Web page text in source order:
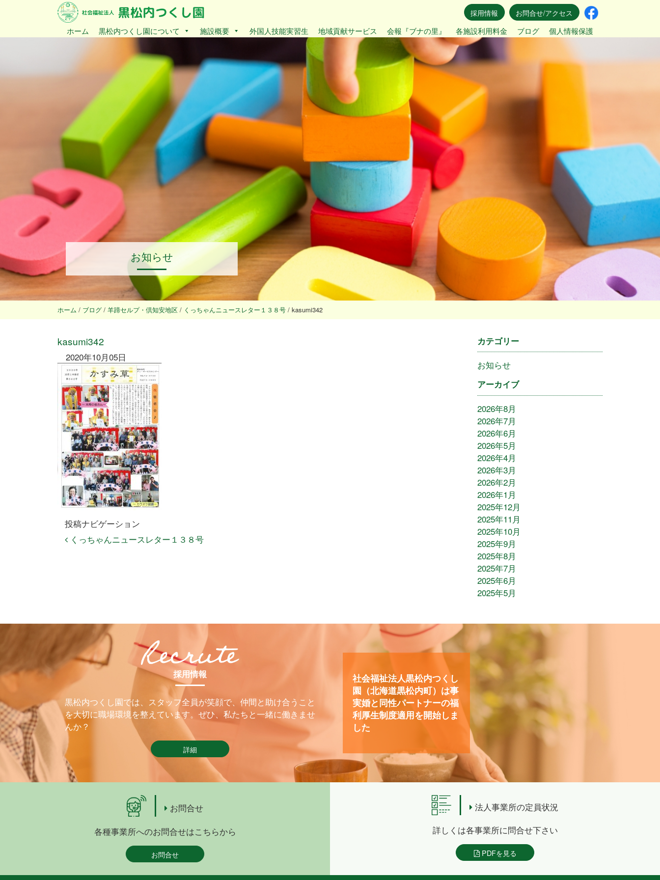
採用情報
お問合せ/アクセス
ホーム
黒松内つくし園について 施設概要 外国人技能実習生 地域貢献サービス 会報『ブナの里』 各施設利用料金 ブログ 個人情報保護
お知らせ
ホーム / ブログ / 羊蹄セルプ・倶知安地区 / くっちゃんニュースレター１３８号 / kasumi342
kasumi342
2020年10月05日
投稿ナビゲーション
くっちゃんニュースレター１３８号
カテゴリー
お知らせ
アーカイブ
2026年8月
2026年7月
2026年6月
2026年5月
2026年4月
2026年3月
2026年2月
2026年1月
2025年12月
2025年11月
2025年10月
2025年9月
2025年8月
2025年7月
2025年6月
2025年5月
採用情報
黒松内つくし園では、スタッフ全員が笑顔で、仲間と助け合うこと
を大切に職場環境を整えています。ぜひ、私たちと一緒に働きませ
んか？
詳細
社会福祉法人黒松内つくし
園（北海道黒松内町）は事
実婚と同性パートナーの福
利厚生制度適用を開始しま
した
お問合せ
各種事業所へのお問合せはこちらから
お問合せ
法人事業所の定員状況
詳しくは各事業所に問合せ下さい
PDFを見る